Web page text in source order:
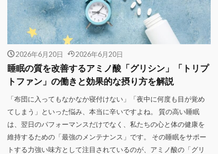
2026年6月20日 2026年6月20日
睡眠の質を改善するアミノ酸「グリシン」「トリプ
トファン」の働きと効果的な摂り方を解説
「布団に入ってもなかなか寝付けない」「夜中に何度も目が覚め
てしまう」といった悩み、本当に辛いですよね。 質の高い睡眠
は、翌日のパフォーマンスだけでなく、私たちの心と体の健康を
維持するための「最強のメンテナンス」です。 その睡眠をサポー
トする力強い味方として注目されているのが、アミノ酸の「グリ